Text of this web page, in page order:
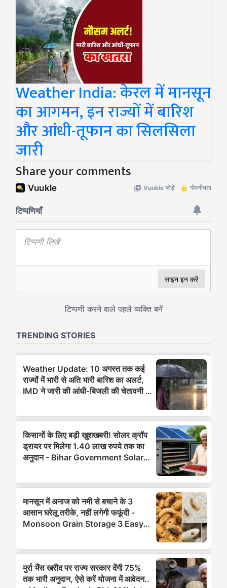
Weather India: केरल में मानसून
का आगमन, इन राज्यों में बारिश
और आंधी-तूफान का सिलसिला
जारी
Share your comments